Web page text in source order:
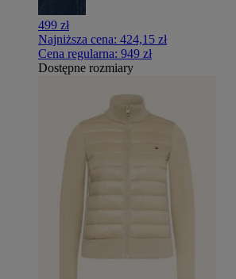
499 zł
Najniższa cena: 424,15 zł
Cena regularna: 949 zł
Dostępne rozmiary